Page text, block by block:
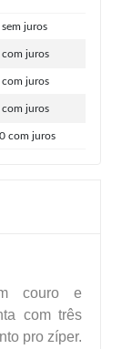
sem juros
com juros
com juros
com juros
com juros
couro e
com três
pro zíper.